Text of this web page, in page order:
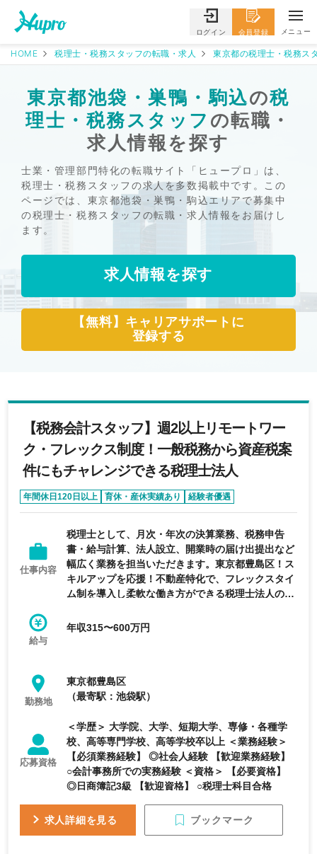
ログイン 会員登録 メニュー
HOME 税理士・税務スタッフの転職・求人 東京都の税理士・税務ス
東京都池袋・巣鴨・駒込の税
理士・税務スタッフ の転職・
求人情報を探す
士業・管理部門特化の転職サイト「ヒュープロ」は、
税理士・税務スタッフの求人を多数掲載中です。この
ページでは、東京都池袋・巣鴨・駒込エリアで募集中
の税理士・税務スタッフの転職・求人情報をお届けし
ます。
求人情報を探す
【無料】キャリアサポートに
登録する
【税務会計スタッフ】週2以上リモートワー
ク・フレックス制度！一般税務から資産税案
件にもチャレンジできる税理士法人
年間休日120日以上 育休・産休実績あり
経験者優遇
フレックス制度あり
第二新卒歓迎
仕事内容
税理士として、月次・年次の決算業務、税務申告
書・給与計算、法人設立、開業時の届け出提出など
幅広く業務を担当いただきます。東京都豊島区！ス
キルアップを応援！不動産特化で、フレックスタイ
ム制を導入し柔軟な働き方ができる税理士法人の求
給与
年収315〜600万円
勤務地
東京都豊島区
（最寄駅：池袋駅）
応募資格
＜学歴＞ 大学院、大学、短期大学、専修・各種学
校、高等専門学校、高等学校卒以上 ＜業務経験＞
【必須業務経験】 ◎社会人経験 【歓迎業務経験】
○会計事務所での実務経験 ＜資格＞ 【必要資格】
◎日商簿記3級 【歓迎資格】 ○税理士科目合格
求人詳細を見る ブックマーク